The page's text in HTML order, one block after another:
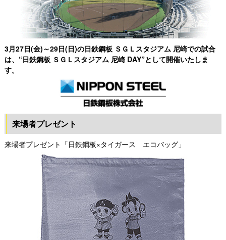
3月27日(金)～29日(日)の日鉄鋼板 ＳＧＬスタジアム 尼崎での試合
は、“日鉄鋼板 ＳＧＬスタジアム 尼崎 DAY”として開催いたしま
す。
来場者プレゼント
来場者プレゼント「日鉄鋼板×タイガース エコバッグ」